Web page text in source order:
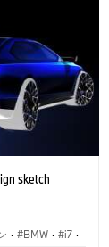
sketch
· BMW · i7 ·